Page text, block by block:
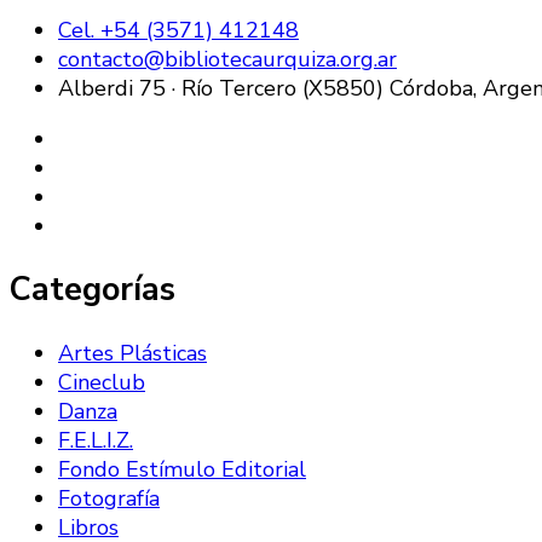
Cel. +54 (3571) 412148
contacto@bibliotecaurquiza.org.ar
Alberdi 75 · Río Tercero (X5850) Córdoba,
Categorías
Artes Plásticas
Cineclub
Danza
F.E.L.I.Z.
Fondo Estímulo Editorial
Fotografía
Libros